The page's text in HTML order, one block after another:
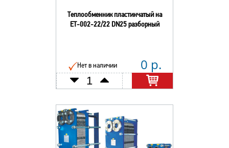
Теплообменник пластинчатый на
ЕТ-002-22/22 DN25 разборный
Нет в наличии 0 р.